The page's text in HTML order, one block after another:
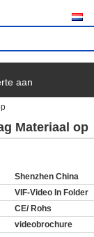
aan
Materiaal op
Shenzhen China
VIF-Video In Folder
CE/ Rohs
videobrochure